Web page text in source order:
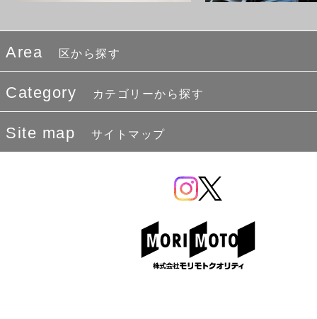
Area 区から探す
Category カテゴリーから探す
Site map サイトマップ